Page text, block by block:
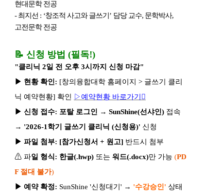
현대문학 전공
-최지선 : ‘창조적 사고와 글쓰기 ’ 담당 교수, 문학박사,
고전문학 전공
📝 신청 방법 (필독!)
"클리닉 2일 전 오후 3시까지 신청 마감"
▶ 현황 확인: [창의융합대학 홈페이지 > 글쓰기 클리
닉 예약현황] 확인 ▷예약현황 바로가기 
▶ 신청 접수: 포탈 로그인 → SunShine(선샤인) 접속
→ '2026-1 학기 글쓰기 클리닉 (신청용)' 신청
▶ 파일 첨부: [참가신청서 + 원고] 반드시 첨부
⚠ 파일 형식: 한글(.hwp) 또는 워드(.docx)만 가능 (PD
F 절대 불가)
▶ 예약 확정: SunShine '신청대기 ' → '수강승인' 상태